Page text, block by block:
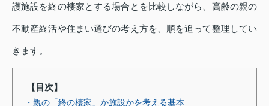
護施設を終の棲家とする場合とを比較しながら、高齢の親の
不動産終活や住まい選びの考え方を、順を追って整理してい
きます。
【目次】
・親の「終の棲家」か施設かを考える基本